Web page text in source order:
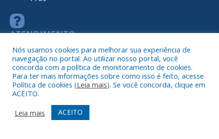
ATENDIMENTO
De Segunda
a Sexta, de
07h00 ás
13h00
Nós usamos cookies para melhorar sua experiência de
navegação no portal. Ao utilizar nosso portal, você
concorda com a política de monitoramento de cookies.
Para ter mais informações sobre como isso é feito, acesse
Política de cookies (Leia mais). Se você concorda, clique em
ACEITO.
Leia mais
ACEITO